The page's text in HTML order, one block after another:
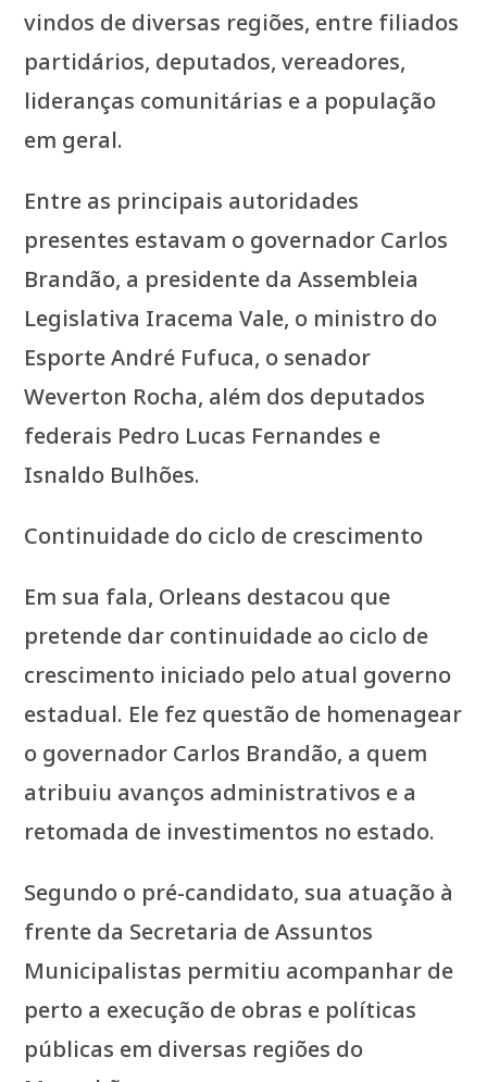
vindos de diversas regiões, entre filiados
partidários, deputados, vereadores,
lideranças comunitárias e a população
em geral.
Entre as principais autoridades
presentes estavam o governador Carlos
Brandão, a presidente da Assembleia
Legislativa Iracema Vale, o ministro do
Esporte André Fufuca, o senador
Weverton Rocha, além dos deputados
federais Pedro Lucas Fernandes e
Isnaldo Bulhões.
Continuidade do ciclo de crescimento
Em sua fala, Orleans destacou que
pretende dar continuidade ao ciclo de
crescimento iniciado pelo atual governo
estadual. Ele fez questão de homenagear
o governador Carlos Brandão, a quem
atribuiu avanços administrativos e a
retomada de investimentos no estado.
Segundo o pré-candidato, sua atuação à
frente da Secretaria de Assuntos
Municipalistas permitiu acompanhar de
perto a execução de obras e políticas
públicas em diversas regiões do